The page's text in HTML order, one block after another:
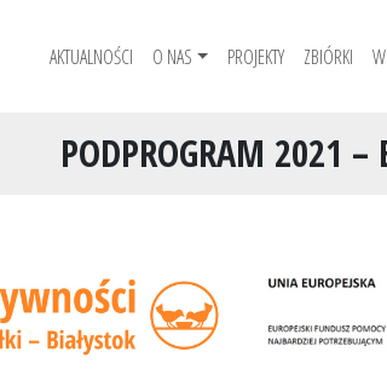
AKTUALNOŚCI O NAS PROJEKTY ZBIÓRKI
PODPROGRAM 2021 –